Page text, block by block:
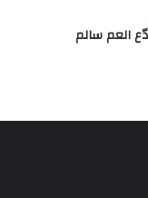
العم سالم